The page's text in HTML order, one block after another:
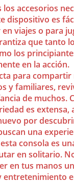
accesorios
dispositivo es
viajes o para
que tanto
los
en la acción.
para
y familiares,
de muchos.
es extensa,
por
una
consola es
en solitario.
en tus manos
entretenimiento